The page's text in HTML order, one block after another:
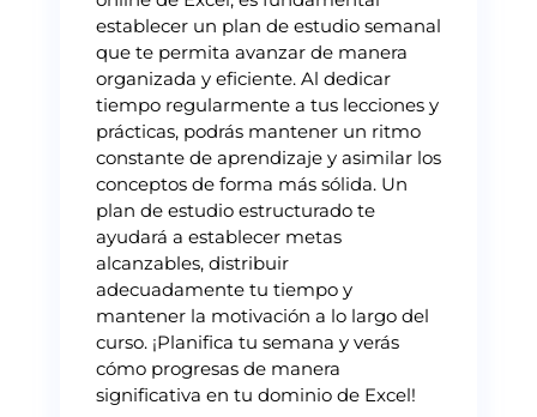
establecer un plan de estudio semanal
que te permita avanzar de manera
organizada y eficiente. Al dedicar
tiempo regularmente a tus lecciones y
prácticas, podrás mantener un ritmo
constante de aprendizaje y asimilar los
conceptos de forma más sólida. Un
plan de estudio estructurado te
ayudará a establecer metas
alcanzables, distribuir
adecuadamente tu tiempo y
mantener la motivación a lo largo del
curso. ¡Planifica tu semana y verás
cómo progresas de manera
significativa en tu dominio de Excel!